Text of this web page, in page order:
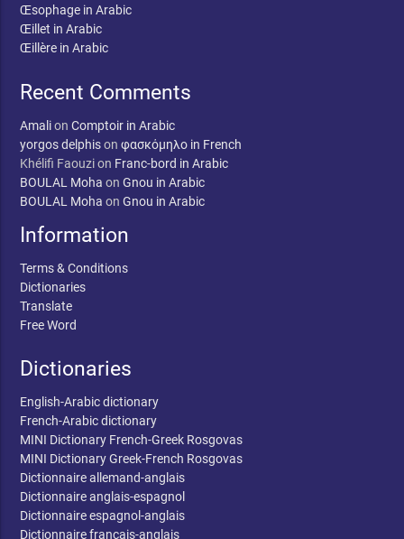
Œsophage in Arabic
Œillet in Arabic
Œillère in Arabic
Recent Comments
AmalionComptoir in Arabic
yorgos delphisonφασκόμηλο in French
Khélifi Faouzion Franc-bord in Arabic
BOULAL Moha onGnou in Arabic
BOULAL Moha onGnou in Arabic
Information
Terms & Conditions
Dictionaries
Translate
Free Word
Dictionaries
English-Arabic dictionary
French-Arabic dictionary
MINI Dictionary French-Greek Rosgovas
MINI Dictionary Greek-French Rosgovas
Dictionnaire allemand-anglais
Dictionnaire anglais-espagnol
Dictionnaire espagnol-anglais
Dictionnaire français-anglais